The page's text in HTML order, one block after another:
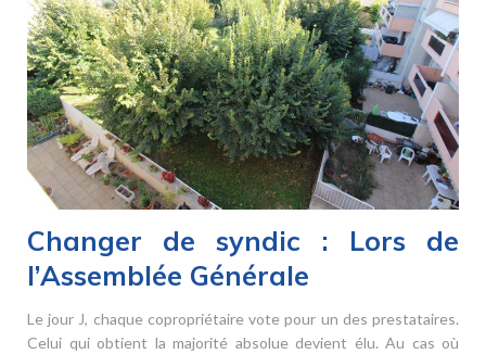
Changer de syndic : Lors de
l’Assemblée Générale
Le jour J, chaque copropriétaire vote pour un des prestataires.
Celui qui obtient la majorité absolue devient élu. Au cas où